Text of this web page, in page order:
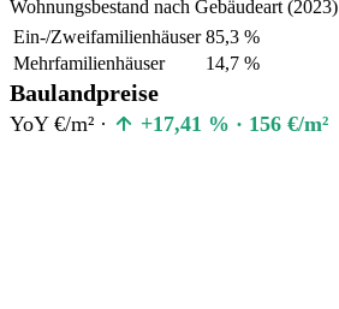
Wohnungsbestand nach Gebäudeart (2023)
Ein-/Zweifamilienhäuser 85,3 %
Mehrfamilienhäuser
14,7 %
Baulandpreise
YoY €/m² · +17,41 % · 156 €/m²